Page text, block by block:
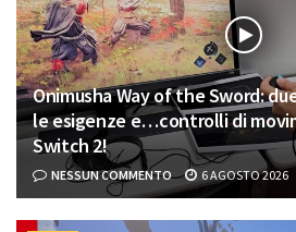
Onimusha Way of the Sword:
le esigenze e…controlli di
Switch 2!
NESSUN COMMENTO 6 AGOSTO 2026